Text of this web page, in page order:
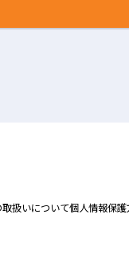
扱いについて個人情報保護